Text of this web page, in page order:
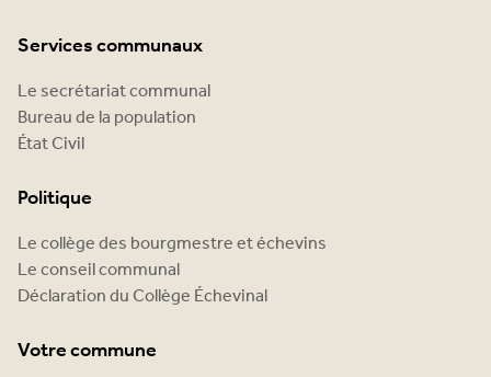
Services communaux
Le secrétariat communal
Bureau de la population
État Civil
Politique
Le collège des bourgmestre et échevins
Le conseil communal
Déclaration du Collège Échevinal
Votre commune